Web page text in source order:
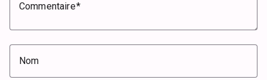
Commentaire
Nom